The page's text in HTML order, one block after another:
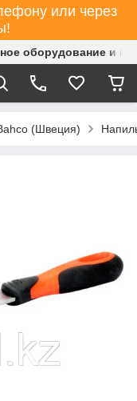
или через
оборудование и
(Швеция)